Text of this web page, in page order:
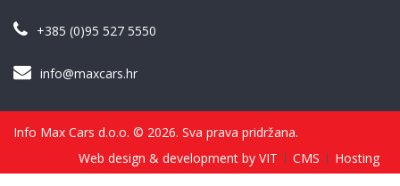
+385 (0)95 527 5550
info@maxcars.hr
Info Max Cars d.o.o. © 2026. Sva prava pridržana.
Web design & development by VIT
CMS Hosting